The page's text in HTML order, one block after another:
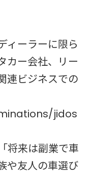
ィーラーに限ら
カー会社、リー
連ビジネスでの
jidos
将来は副業で車
や友人の車選び